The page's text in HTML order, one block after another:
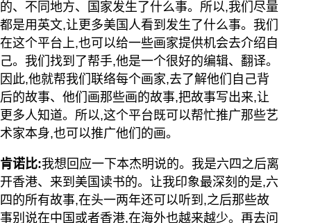
的、不同地方、国家发生了什么事。所以,我们尽量
都是用英文,让更多美国人看到发生了什么事。我们
在这个平台上,也可以给一些画家提供机会去介绍自
己。我们找到了帮手,他是一个很好的编辑、翻译。
因此,他就帮我们联络每个画家,去了解他们自己背
后的故事、他们画那些画的故事,把故事写出来,让
更多人知道。所以,这个平台既可以帮忙推广那些艺
术家本身,也可以推广他们的画。
肯诺比:我想回应一下本杰明说的。我是六四之后离
开香港、来到美国读书的。让我印象最深刻的是,六
四的所有故事,在头一两年还可以听到,之后那些故
事别说在中国或者香港,在海外也越来越少。再去问